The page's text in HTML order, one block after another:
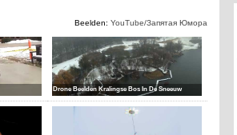
Beelden: YouTube/Запятая Юмора
Drone Beelden Kralingse Bos In De Sneeuw